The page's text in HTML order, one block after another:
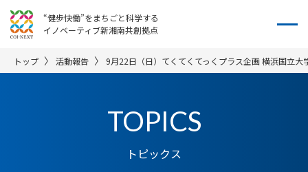
“健歩快働”をまちごと科学する
イノベーティブ新湘南共創拠点
トップ 活動報告 9月22日（日）てくてくてっくプラス企画 横浜国立
トピックス